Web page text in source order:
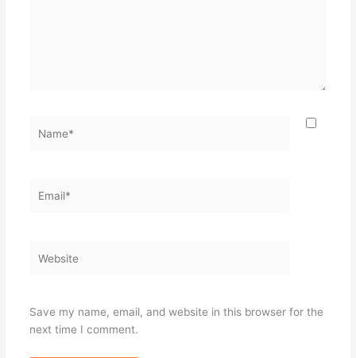
Save my name, email, and website in this browser for the
next time I comment.